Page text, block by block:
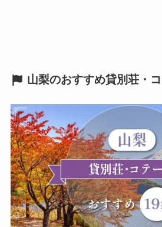
山梨のおすすめ貸別荘・